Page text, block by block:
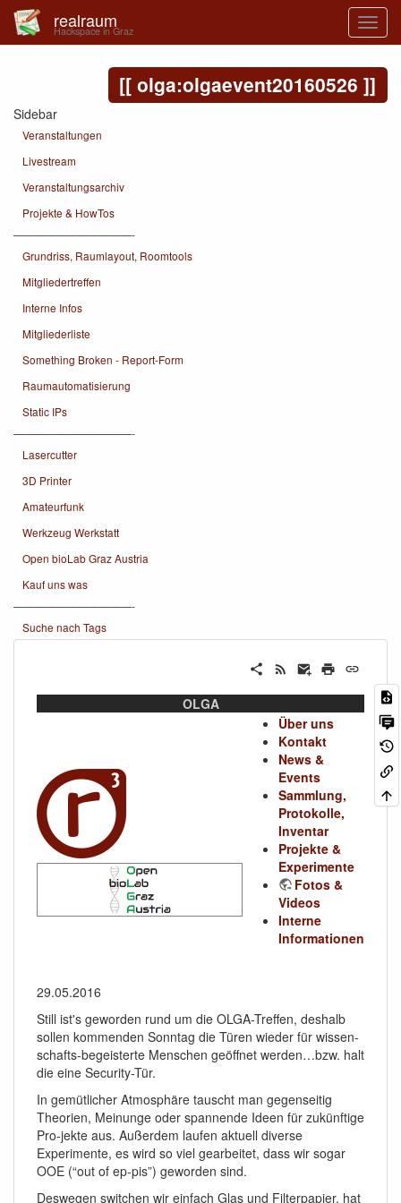
realraum
Hackspace in Graz
olga:olgaevent20160526
Sidebar
Veranstaltungen
Livestream
Veranstaltungsarchiv
Projekte & HowTos
———————————-
Grundriss, Raumlayout, Roomtools
Mitgliedertreffen
Interne Infos
Mitgliederliste
Something Broken - Report-Form
Raumautomatisierung
Static IPs
———————————-
Lasercutter
3D Printer
Amateurfunk
Werkzeug Werkstatt
Open bioLab Graz Austria
Kauf uns was
———————————-
Suche nach Tags
OLGA
Über uns
Kontakt
News &
Events
Sammlung,
Protokolle,
Inventar
Projekte &
Experimente
Fotos &
Videos
Interne
Informationen
29.05.2016
Still ist's geworden rund um die OLGA-Treffen, deshalb
sollen kommenden Sonntag die Türen wieder für wissen-
schafts-begeisterte Menschen geöffnet werden…bzw. halt
die eine Security-Tür.
In gemütlicher Atmosphäre tauscht man gegenseitig
Theorien, Meinunge oder spannende Ideen für zukünftige
Pro-jekte aus. Außerdem laufen aktuell diverse
Experimente, es wird so viel gearbeitet, dass wir sogar
OOE (“out of ep-pis”) geworden sind.
Deswegen switchen wir einfach Glas und Filterpapier, hat